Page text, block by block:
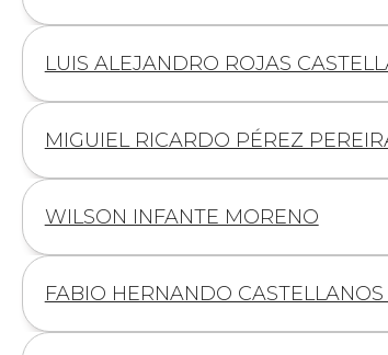
Información
LUIS ALEJANDRO ROJAS
Información
MIGUIEL RICARDO PÉREZ
Información
WILSON INFANTE MORENO
Información
FABIO HERNANDO